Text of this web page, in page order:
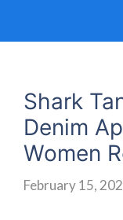
Shark
Denim
Women
February 15,